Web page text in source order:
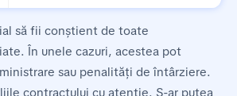
să fii conștient de toate
În unele cazuri, acestea pot
sau penalități de întârziere.
contractului cu atenție. S-ar putea